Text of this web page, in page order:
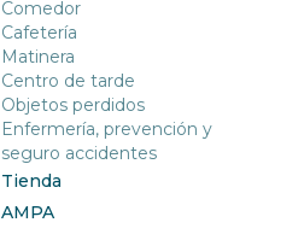
Comedor
Cafetería
Matinera
Centro de tarde
Objetos perdidos
Enfermería, prevención y
seguro accidentes
Tienda
AMPA